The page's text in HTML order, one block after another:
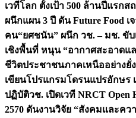
เวทีโลก ตั้งเป้า 500 ล้านปีแรกส
ผนึกแผน 3 ปี ดัน Future Food เ
คน“ยศชนัน” ผนึก วช. – มช. ขั
เชิงพื้นที่ หนุน “อากาศสะอาด
ชีวิตประชาชนภาคเหนืออย่างยั่
เขียนโปรแกรมโดรนแปรอักษร
ปฏิบัติวช. เปิดเวที NRCT Open
2570 ดันงานวิจัย “สังคมและค